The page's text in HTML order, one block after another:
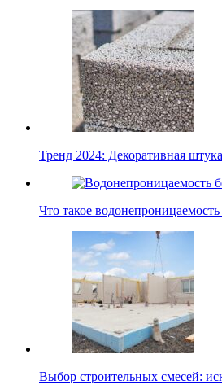
Тренд 2024: Декоративная
Что такое водонепроницаемость
Выбор строительных смесей: